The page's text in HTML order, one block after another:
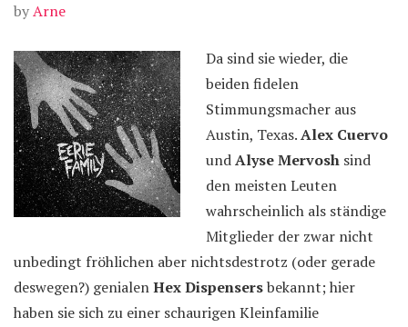
byArne
Da sind sie wieder, die
beiden fidelen
Stimmungsmacher aus
Austin, Texas.Alex Cuervo
undAlyse Mervosh sind
den meisten Leuten
wahrscheinlich als ständige
Mitglieder der zwar nicht
unbedingt fröhlichen aber nichtsdestrotz (oder gerade
deswegen?) genialenHex Dispensersbekannt; hier
haben sie sich zu einer schaurigen Kleinfamilie